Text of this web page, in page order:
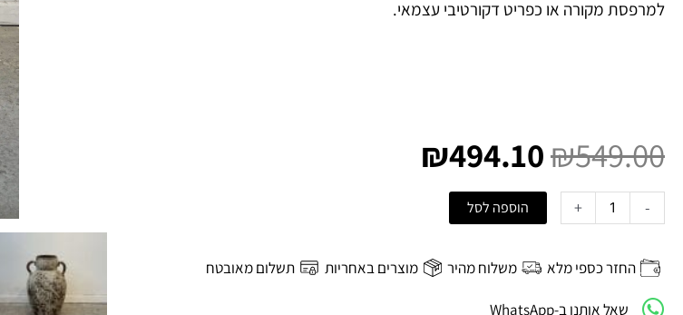
למרפסת מקורה או כפריט דקורטיבי עצמאי.
₪549.00 המקורי
היה:
₪549.00.
₪494.10
-
של
Dust
+ הוספה לסל
החזר כספי מלא משלוח מהיר מוצרים באחריות תשלום מאובטח
שאל אותנו ב-WhatsApp